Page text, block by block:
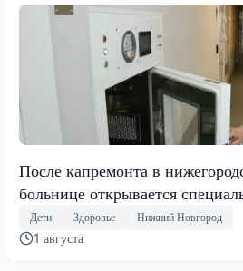
После капремонта в
больнице открывается
Дети Здоровье Нижний Новгород
1 августа